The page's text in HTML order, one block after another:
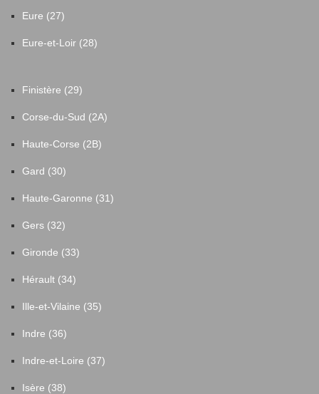
Eure (27)
Eure-et-Loir (28)
Finistère (29)
Corse-du-Sud (2A)
Haute-Corse (2B)
Gard (30)
Haute-Garonne (31)
Gers (32)
Gironde (33)
Hérault (34)
Ille-et-Vilaine (35)
Indre (36)
Indre-et-Loire (37)
Isère (38)